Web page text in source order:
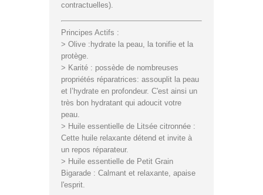
contractuelles).
Principes Actifs :
> Olive :hydrate la peau, la tonifie et la
protège.
> Karité : possède de nombreuses
propriétés réparatrices: assouplit la peau
et l’hydrate en profondeur. C'est ainsi un
très bon hydratant qui adoucit votre
peau.
> Huile essentielle de Litsée citronnée :
Cette huile relaxante détend et invite à
un repos réparateur.
> Huile essentielle de Petit Grain
Bigarade : Calmant et relaxante, apaise
l'esprit.